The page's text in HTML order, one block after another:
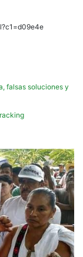
falsas soluciones y